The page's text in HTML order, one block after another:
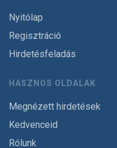
Nyitólap
Regisztráció
Hirdetésfeladás
HASZNOS OLDALAK
Megnézett hirdetések
Kedvenceid
Rólunk